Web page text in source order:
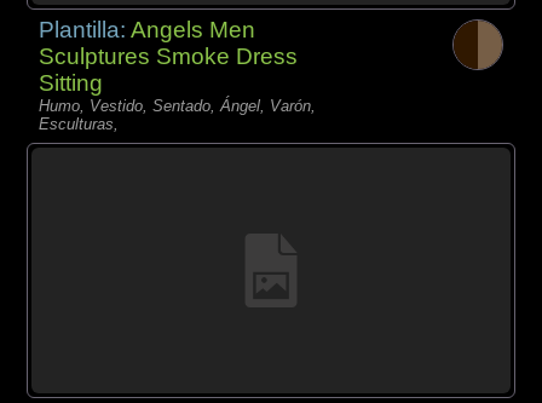
Plantilla:Angels Men
Sculptures Smoke Dress
Sitting
Humo, Vestido, Sentado, Ángel, Varón,
Esculturas,